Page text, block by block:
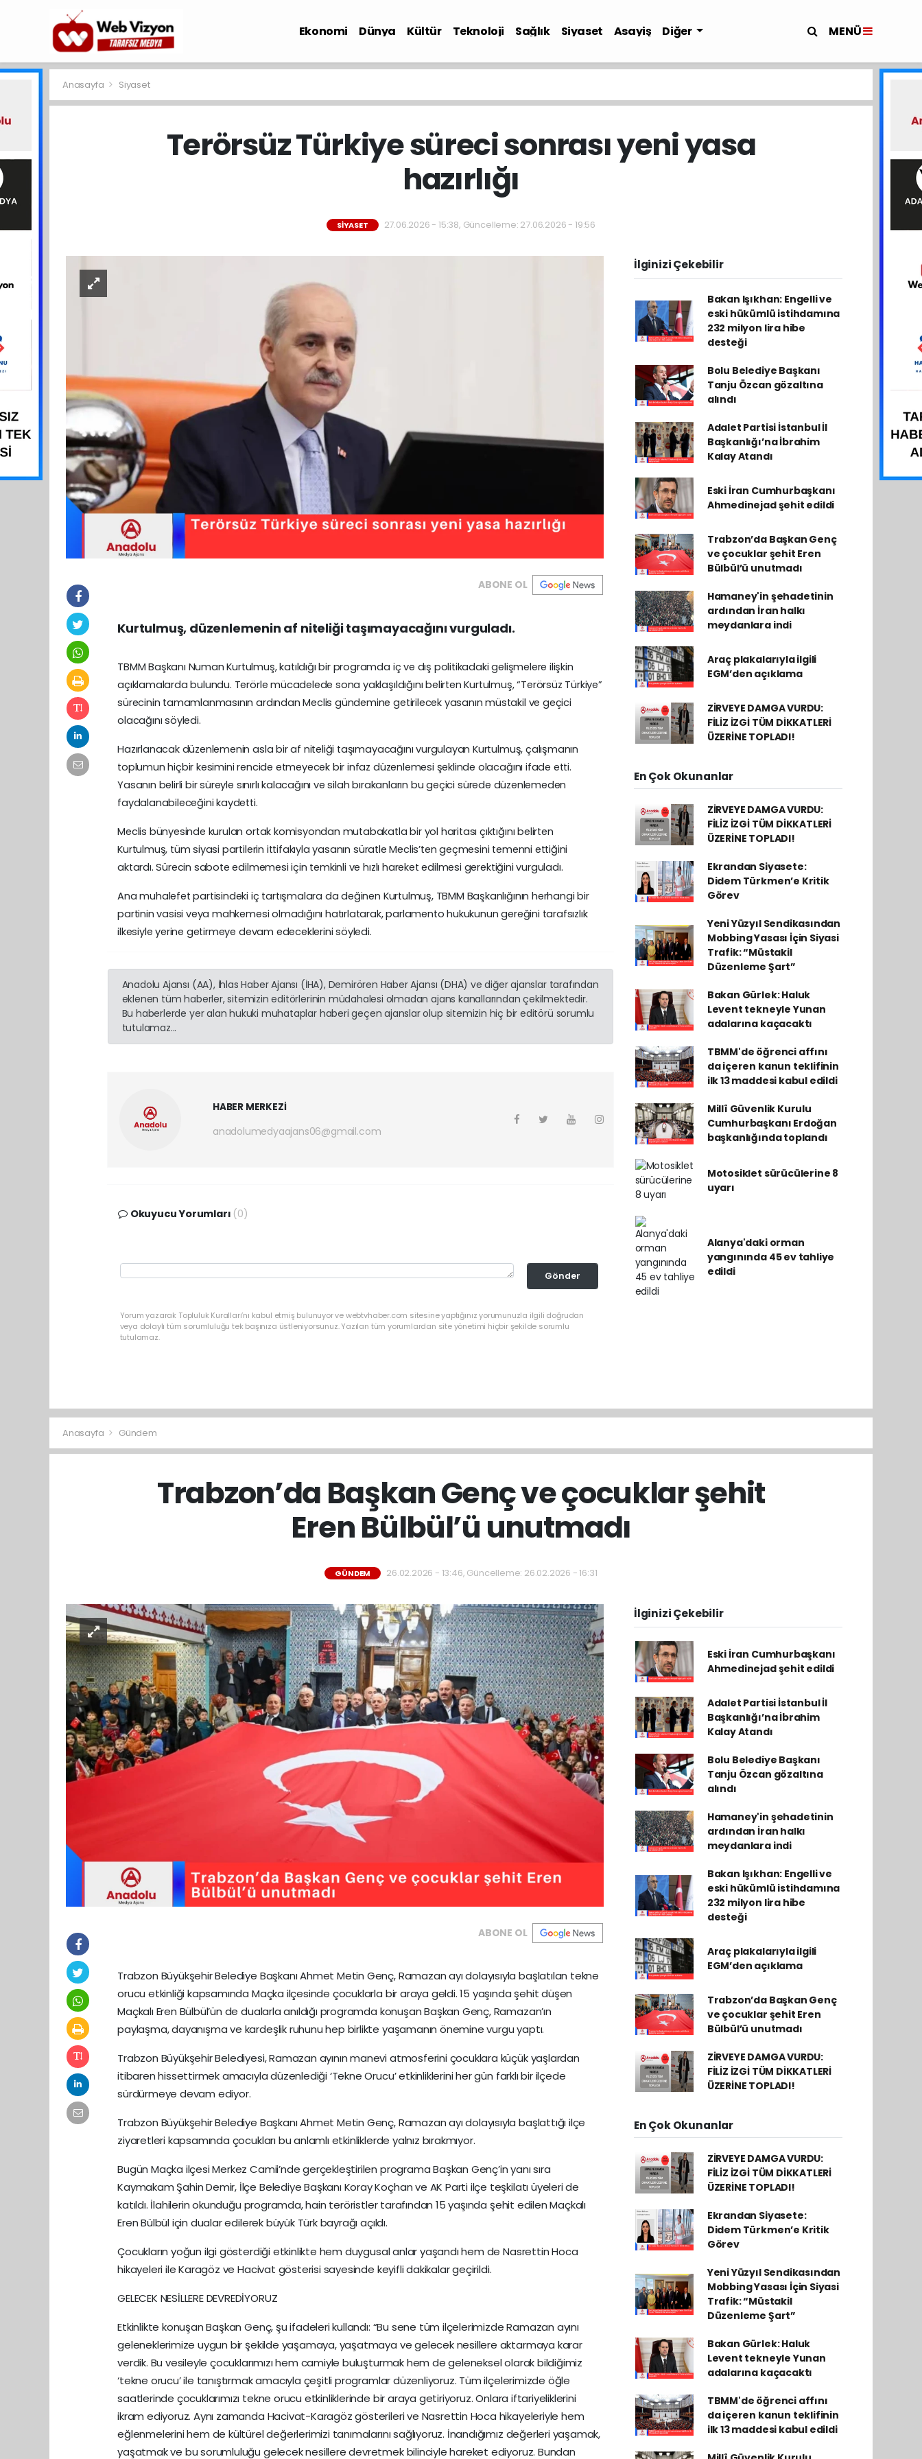
Ekonomi Dünya Kültür Teknoloji Sağlık Siyaset Asayiş Diğer MENÜ
Anasayfa Siyaset
Terörsüz Türkiye süreci sonrası yeni yasa
hazırlığı
SIYASET 27.06.2026 - 15:38, Güncelleme: 27.06.2026 - 19:56
ABONE OL
Kurtulmuş, düzenlemenin af niteliği taşımayacağını vurguladı.
TBMM Başkanı Numan Kurtulmuş, katıldığı bir programda iç ve dış politikadaki gelişmelere ilişkin
açıklamalarda bulundu. Terörle mücadelede sona yaklaşıldığını belirten Kurtulmuş, “Terörsüz Türkiye”
sürecinin tamamlanmasının ardından Meclis gündemine getirilecek yasanın müstakil ve geçici
olacağını söyledi.
Hazırlanacak düzenlemenin asla bir af niteliği taşımayacağını vurgulayan Kurtulmuş, çalışmanın
toplumun hiçbir kesimini rencide etmeyecek bir infaz düzenlemesi şeklinde olacağını ifade etti.
Yasanın belirli bir süreyle sınırlı kalacağını ve silah bırakanların bu geçici sürede düzenlemeden
faydalanabileceğini kaydetti.
Meclis bünyesinde kurulan ortak komisyondan mutabakatla bir yol haritası çıktığını belirten
Kurtulmuş, tüm siyasi partilerin ittifakıyla yasanın süratle Meclis’ten geçmesini temenni ettiğini
aktardı. Sürecin sabote edilmemesi için temkinli ve hızlı hareket edilmesi gerektiğini vurguladı.
Ana muhalefet partisindeki iç tartışmalara da değinen Kurtulmuş, TBMM Başkanlığının herhangi bir
partinin vasisi veya mahkemesi olmadığını hatırlatarak, parlamento hukukunun gereğini tarafsızlık
ilkesiyle yerine getirmeye devam edeceklerini söyledi.
Anadolu Ajansı (AA), İhlas Haber Ajansı (İHA), Demirören Haber Ajansı (DHA) ve diğer ajanslar tarafından
eklenen tüm haberler, sitemizin editörlerinin müdahalesi olmadan ajans kanallarından çekilmektedir.
Bu haberlerde yer alan hukuki muhataplar haberi geçen ajanslar olup sitemizin hiç bir editörü sorumlu
tutulamaz...
HABER MERKEZİ
anadolumedyaajans06@gmail.com
Okuyucu Yorumları (0)
Gönder
Yorum yazarak Topluluk Kuralları’nı kabul etmiş bulunuyor ve webtvhaber.com sitesine yaptığınız yorumunuzla ilgili doğrudan
veya dolaylı tüm sorumluluğu tek başınıza üstleniyorsunuz. Yazılan tüm yorumlardan site yönetimi hiçbir şekilde sorumlu
tutulamaz.
İlginizi Çekebilir
Bakan Işıkhan: Engelli ve
eski hükümlü istihdamına
232 milyon lira hibe
desteği
Bolu Belediye Başkanı
Tanju Özcan gözaltına
alındı
Adalet Partisi İstanbul İl
Başkanlığı’na İbrahim
Kalay Atandı
Eski İran Cumhurbaşkanı
Ahmedinejad şehit edildi
Trabzon’da Başkan Genç
ve çocuklar şehit Eren
Bülbül’ü unutmadı
Hamaney'in şehadetinin
ardından İran halkı
meydanlara indi
Araç plakalarıyla ilgili
EGM’den açıklama
ZİRVEYE DAMGA VURDU:
FİLİZ İZGİ TÜM DİKKATLERİ
ÜZERİNE TOPLADI!
En Çok Okunanlar
ZİRVEYE DAMGA VURDU:
FİLİZ İZGİ TÜM DİKKATLERİ
ÜZERİNE TOPLADI!
Ekrandan Siyasete:
Didem Türkmen’e Kritik
Görev
Yeni Yüzyıl Sendikasından
Mobbing Yasası İçin Siyasi
Trafik: “Müstakil
Düzenleme Şart”
Bakan Gürlek: Haluk
Levent tekneyle Yunan
adalarına kaçacaktı
TBMM'de öğrenci affını
da içeren kanun teklifinin
ilk 13 maddesi kabul edildi
Millî Güvenlik Kurulu
Cumhurbaşkanı Erdoğan
başkanlığında toplandı
Motosiklet sürücülerine 8
uyarı
Alanya'daki orman
yangınında 45 ev tahliye
edildi
Anasayfa Gündem
Trabzon’da Başkan Genç ve çocuklar şehit
Eren Bülbül’ü unutmadı
GÜNDEM 26.02.2026 - 13:46, Güncelleme: 26.02.2026 - 16:31
ABONE OL
Trabzon Büyükşehir Belediye Başkanı Ahmet Metin Genç, Ramazan ayı dolayısıyla başlatılan tekne
orucu etkinliği kapsamında Maçka ilçesinde çocuklarla bir araya geldi. 15 yaşında şehit düşen
Maçkalı Eren Bülbül’ün de dualarla anıldığı programda konuşan Başkan Genç, Ramazan’ın
paylaşma, dayanışma ve kardeşlik ruhunu hep birlikte yaşamanın önemine vurgu yaptı.
Trabzon Büyükşehir Belediyesi, Ramazan ayının manevi atmosferini çocuklara küçük yaşlardan
itibaren hissettirmek amacıyla düzenlediği ‘Tekne Orucu’ etkinliklerini her gün farklı bir ilçede
sürdürmeye devam ediyor.
Trabzon Büyükşehir Belediye Başkanı Ahmet Metin Genç, Ramazan ayı dolayısıyla başlattığı ilçe
ziyaretleri kapsamında çocukları bu anlamlı etkinliklerde yalnız bırakmıyor.
Bugün Maçka ilçesi Merkez Camii’nde gerçekleştirilen programa Başkan Genç’in yanı sıra
Kaymakam Şahin Demir, İlçe Belediye Başkanı Koray Koçhan ve AK Parti ilçe teşkilatı üyeleri de
katıldı. İlahilerin okunduğu programda, hain teröristler tarafından 15 yaşında şehit edilen Maçkalı
Eren Bülbül için dualar edilerek büyük Türk bayrağı açıldı.
Çocukların yoğun ilgi gösterdiği etkinlikte hem duygusal anlar yaşandı hem de Nasrettin Hoca
hikayeleri ile Karagöz ve Hacivat gösterisi sayesinde keyifli dakikalar geçirildi.
GELECEK NESİLLERE DEVREDİYORUZ
Etkinlikte konuşan Başkan Genç, şu ifadeleri kullandı: “Bu sene tüm ilçelerimizde Ramazan ayını
geleneklerimize uygun bir şekilde yaşamaya, yaşatmaya ve gelecek nesillere aktarmaya karar
verdik. Bu vesileyle çocuklarımızı hem camiyle buluşturmak hem de geleneksel olarak bildiğimiz
‘tekne orucu’ ile tanıştırmak amacıyla çeşitli programlar düzenliyoruz. Tüm ilçelerimizde öğle
saatlerinde çocuklarımızı tekne orucu etkinliklerinde bir araya getiriyoruz. Onlara iftariyeliklerini
ikram ediyoruz. Aynı zamanda Hacivat-Karagöz gösterileri ve Nasrettin Hoca hikayeleriyle hem
eğlenmelerini hem de kültürel değerlerimizi tanımalarını sağlıyoruz. İnandığımız değerleri yaşamak,
yaşatmak ve bu sorumluluğu gelecek nesillere devretmek bilinciyle hareket ediyoruz. Bundan
İlginizi Çekebilir
Eski İran Cumhurbaşkanı
Ahmedinejad şehit edildi
Adalet Partisi İstanbul İl
Başkanlığı’na İbrahim
Kalay Atandı
Bolu Belediye Başkanı
Tanju Özcan gözaltına
alındı
Hamaney'in şehadetinin
ardından İran halkı
meydanlara indi
Bakan Işıkhan: Engelli ve
eski hükümlü istihdamına
232 milyon lira hibe
desteği
Araç plakalarıyla ilgili
EGM’den açıklama
Trabzon’da Başkan Genç
ve çocuklar şehit Eren
Bülbül’ü unutmadı
ZİRVEYE DAMGA VURDU:
FİLİZ İZGİ TÜM DİKKATLERİ
ÜZERİNE TOPLADI!
En Çok Okunanlar
ZİRVEYE DAMGA VURDU:
FİLİZ İZGİ TÜM DİKKATLERİ
ÜZERİNE TOPLADI!
Ekrandan Siyasete:
Didem Türkmen’e Kritik
Görev
Yeni Yüzyıl Sendikasından
Mobbing Yasası İçin Siyasi
Trafik: “Müstakil
Düzenleme Şart”
Bakan Gürlek: Haluk
Levent tekneyle Yunan
adalarına kaçacaktı
TBMM'de öğrenci affını
da içeren kanun teklifinin
ilk 13 maddesi kabul edildi